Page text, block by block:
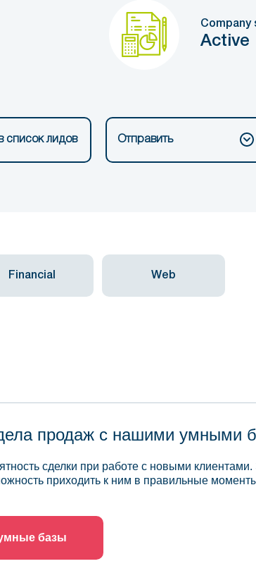
Company
Active
список лидов Отправить
Financial Web
продаж с нашими умными
сделки при работе с новыми
приходить к ним в правильные
базы